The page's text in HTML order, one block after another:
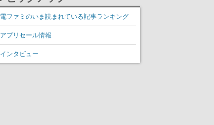
発、食事だけでなくステ
ージショーや没入型のホ
電ファミのいま読まれている記事ランキング
アプリセール情報
インタビュー